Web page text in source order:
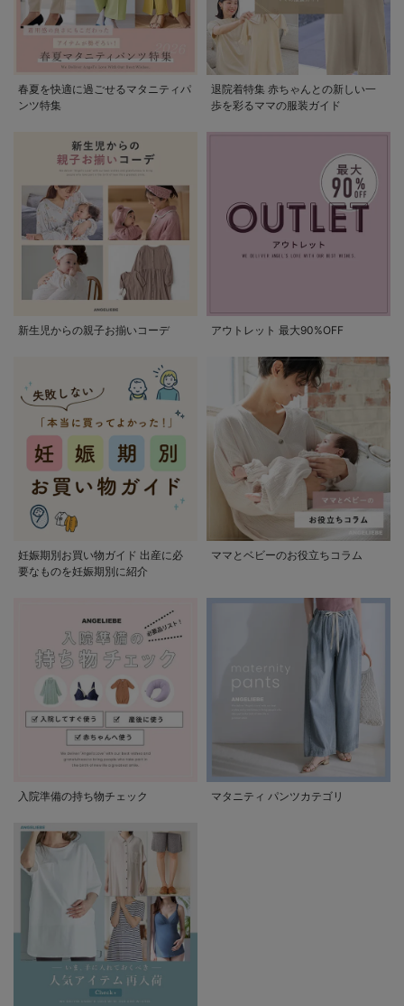
春夏を快適に過ごせるマタニティパ
ンツ特集
退院着特集 赤ちゃんとの新しい一
歩を彩るママの服装ガイド
新生児からの親子お揃いコーデ アウトレット 最大90%OFF
妊娠期別お買い物ガイド 出産に必
要なものを妊娠期別に紹介
ママとベビーのお役立ちコラム
入院準備の持ち物チェック マタニティ パンツカテゴリ